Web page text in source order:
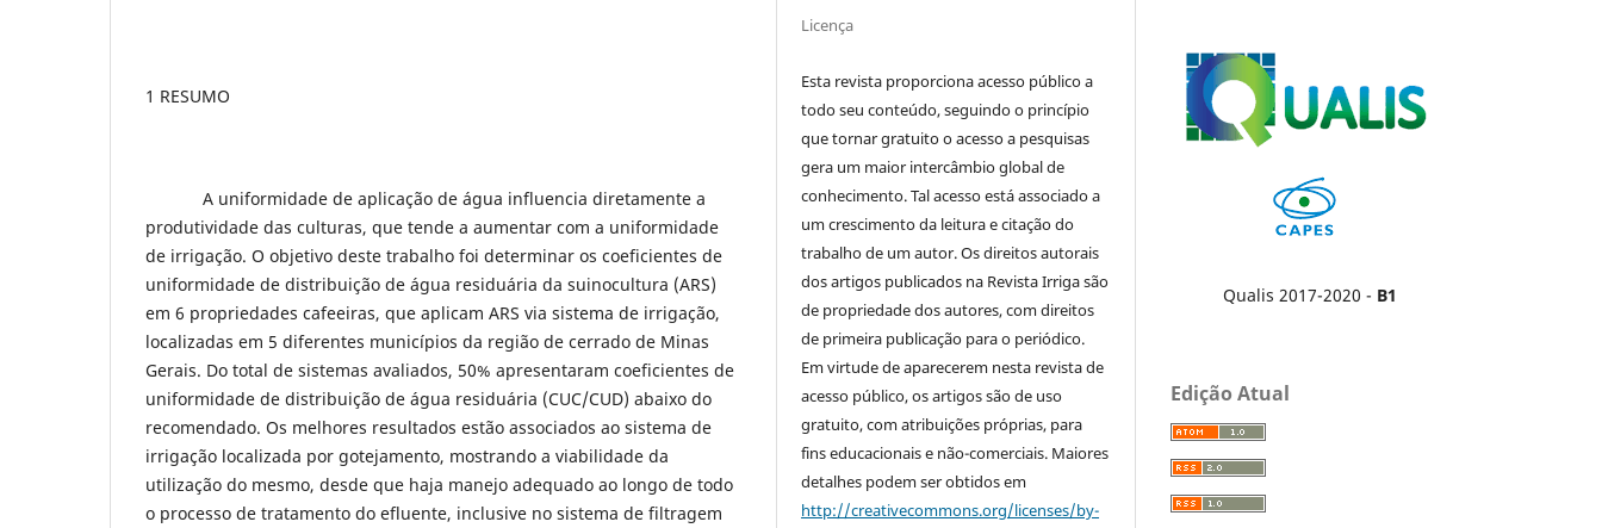
1 RESUMO
A uniformidade de aplicação de água influencia diretamente a
produtividade das culturas, que tende a aumentar com a uniformidade
de irrigação. O objetivo deste trabalho foi determinar os coeficientes de
uniformidade de distribuição de água residuária da suinocultura (ARS)
em 6 propriedades cafeeiras, que aplicam ARS via sistema de irrigação,
localizadas em 5 diferentes municípios da região de cerrado de Minas
Gerais. Do total de sistemas avaliados, 50% apresentaram coeficientes de
uniformidade de distribuição de água residuária (CUC/CUD) abaixo do
recomendado. Os melhores resultados estão associados ao sistema de
irrigação localizada por gotejamento, mostrando a viabilidade da
utilização do mesmo, desde que haja manejo adequado ao longo de todo
o processo de tratamento do efluente, inclusive no sistema de filtragem
Licença
Esta revista proporciona acesso público a
todo seu conteúdo, seguindo o princípio
que tornar gratuito o acesso a pesquisas
gera um maior intercâmbio global de
conhecimento. Tal acesso está associado a
um crescimento da leitura e citação do
trabalho de um autor. Os direitos autorais
dos artigos publicados na Revista Irriga são
de propriedade dos autores, com direitos
de primeira publicação para o periódico.
Em virtude de aparecerem nesta revista de
acesso público, os artigos são de uso
gratuito, com atribuições próprias, para
fins educacionais e não-comerciais. Maiores
detalhes podem ser obtidos em
http://creativecommons.org/licenses/by-
Qualis 2017-2020 - B1
Edição Atual